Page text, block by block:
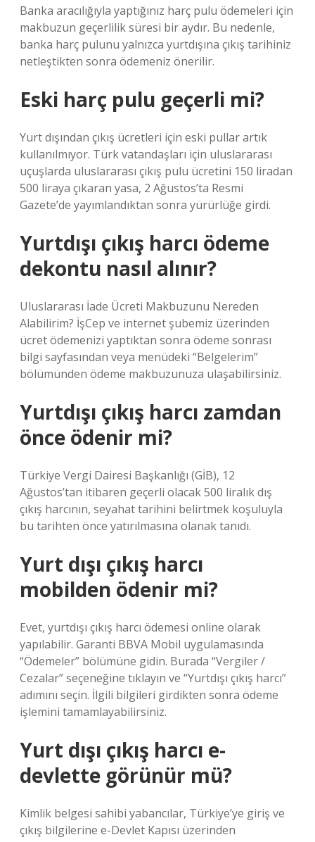
Banka aracılığıyla yaptığınız harç pulu ödemeleri için
makbuzun geçerlilik süresi bir aydır. Bu nedenle,
banka harç pulunu yalnızca yurtdışına çıkış tarihiniz
netleştikten sonra ödemeniz önerilir.
Eski harç pulu geçerli mi?
Yurt dışından çıkış ücretleri için eski pullar artık
kullanılmıyor. Türk vatandaşları için uluslararası
uçuşlarda uluslararası çıkış pulu ücretini 150 liradan
500 liraya çıkaran yasa, 2 Ağustos’ta Resmi
Gazete’de yayımlandıktan sonra yürürlüğe girdi.
Yurtdışı çıkış harcı ödeme
dekontu nasıl alınır?
Uluslararası İade Ücreti Makbuzunu Nereden
Alabilirim? İşCep ve internet şubemiz üzerinden
ücret ödemenizi yaptıktan sonra ödeme sonrası
bilgi sayfasından veya menüdeki “Belgelerim”
bölümünden ödeme makbuzunuza ulaşabilirsiniz.
Yurtdışı çıkış harcı zamdan
önce ödenir mi?
Türkiye Vergi Dairesi Başkanlığı (GİB), 12
Ağustos’tan itibaren geçerli olacak 500 liralık dış
çıkış harcının, seyahat tarihini belirtmek koşuluyla
bu tarihten önce yatırılmasına olanak tanıdı.
Yurt dışı çıkış harcı
mobilden ödenir mi?
Evet, yurtdışı çıkış harcı ödemesi online olarak
yapılabilir. Garanti BBVA Mobil uygulamasında
“Ödemeler” bölümüne gidin. Burada “Vergiler /
Cezalar” seçeneğine tıklayın ve “Yurtdışı çıkış harcı”
adımını seçin. İlgili bilgileri girdikten sonra ödeme
işlemini tamamlayabilirsiniz.
Yurt dışı çıkış harcı e-
devlette görünür mü?
Kimlik belgesi sahibi yabancılar, Türkiye’ye giriş ve
çıkış bilgilerine e-Devlet Kapısı üzerinden